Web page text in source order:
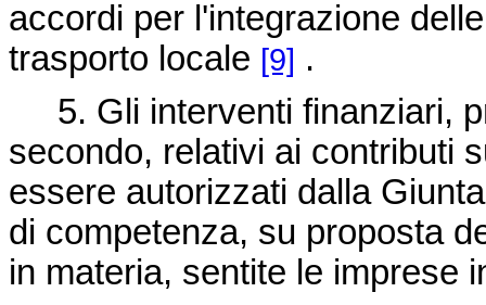
accordi per l'integrazione
trasporto locale [9] .
5. Gli interventi finanziari,
secondo, relativi ai contributi
essere autorizzati dalla
di competenza, su proposta
in materia, sentite le imprese